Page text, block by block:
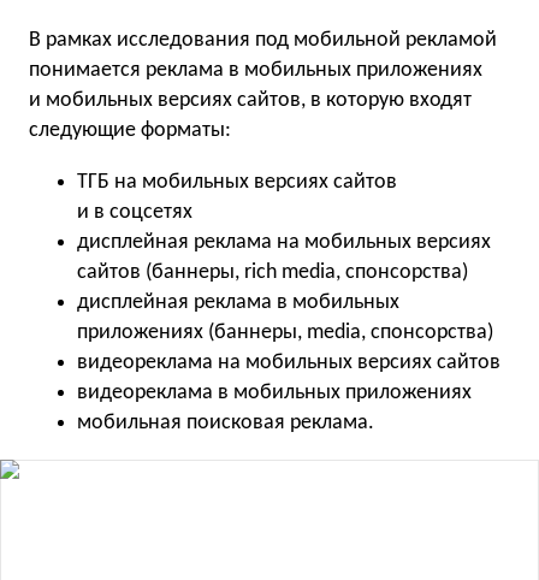
В рамках исследования под мобильной рекламой
понимается реклама в мобильных приложениях
и мобильных версиях сайтов, в которую входят
следующие форматы:
ТГБ на мобильных версиях сайтов
и в соцсетях
дисплейная реклама на мобильных версиях
сайтов (баннеры, rich media, спонсорства)
дисплейная реклама в мобильных
приложениях (баннеры, media, спонсорства)
видеореклама на мобильных версиях сайтов
видеореклама в мобильных приложениях
мобильная поисковая реклама.